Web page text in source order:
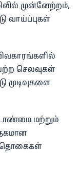
முன்னேற்றம்,
வாய்ப்புகள்
செலவுகள்
முடிவுகளை
மற்றும்
தொகைகள்